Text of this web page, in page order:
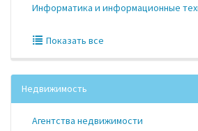
Информатика и информационные
Показать все
Недвижимость
Агентства недвижимости